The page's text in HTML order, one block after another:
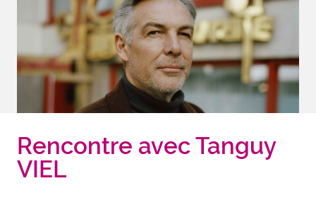
contenu
Rencontre avec Tanguy
VIEL